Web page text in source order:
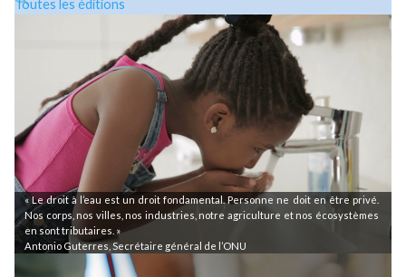
> Télécharger AQUAE n°78
La lettre AQUAE
N°78 – Juillet-août 2023
Dossier – Face au risque de sécheresse, les services publics
d’assainissement en première ligne !
3 questions à: Virginie SCHWARZ, PDG de Météo-France